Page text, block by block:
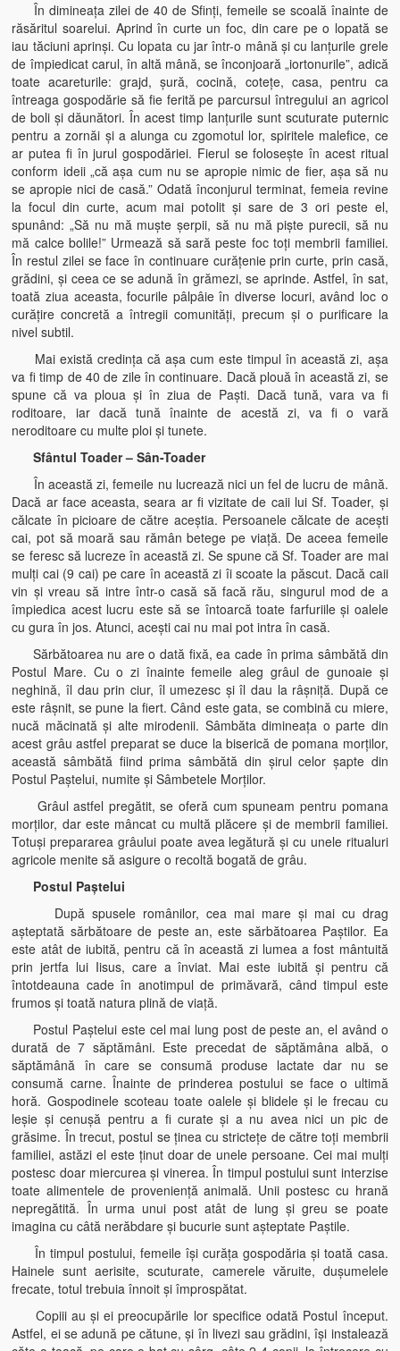
În dimineaţa zilei de 40 de Sfinţi, femeile se scoală înainte de
răsăritul soarelui. Aprind în curte un foc, din care pe o lopată se
iau tăciuni aprinşi. Cu lopata cu jar într-o mână şi cu lanţurile grele
de împiedicat carul, în altă mână, se înconjoară „iortonurile”, adică
toate acareturile: grajd, şură, cocină, coteţe, casa, pentru ca
întreaga gospodărie să fie ferită pe parcursul întregului an agricol
de boli şi dăunători. În acest timp lanţurile sunt scuturate puternic
pentru a zornăi şi a alunga cu zgomotul lor, spiritele malefice, ce
ar putea fi în jurul gospodăriei. Fierul se foloseşte în acest ritual
conform ideii „că aşa cum nu se apropie nimic de fier, aşa să nu
se apropie nici de casă.” Odată înconjurul terminat, femeia revine
la focul din curte, acum mai potolit şi sare de 3 ori peste el,
spunând: „Să nu mă muşte şerpii, să nu mă pişte purecii, să nu
mă calce bolile!” Urmează să sară peste foc toţi membrii familiei.
În restul zilei se face în continuare curăţenie prin curte, prin casă,
grădini, şi ceea ce se adună în grămezi, se aprinde. Astfel, în sat,
toată ziua aceasta, focurile pâlpâie în diverse locuri, având loc o
curăţire concretă a întregii comunităţi, precum şi o purificare la
nivel subtil.
Mai există credinţa că aşa cum este timpul în această zi, aşa
va fi timp de 40 de zile în continuare. Dacă plouă în această zi, se
spune că va ploua şi în ziua de Paşti. Dacă tună, vara va fi
roditoare, iar dacă tună înainte de acestă zi, va fi o vară
neroditoare cu multe ploi şi tunete.
Sfântul Toader – Sân-Toader
În această zi, femeile nu lucrează nici un fel de lucru de mână.
Dacă ar face aceasta, seara ar fi vizitate de caii lui Sf. Toader, şi
călcate în picioare de către aceştia. Persoanele călcate de aceşti
cai, pot să moară sau rămân betege pe viaţă. De aceea femeile
se feresc să lucreze în această zi. Se spune că Sf. Toader are mai
mulţi cai (9 cai) pe care în această zi îi scoate la păscut. Dacă caii
vin şi vreau să intre într-o casă să facă rău, singurul mod de a
împiedica acest lucru este să se întoarcă toate farfuriile şi oalele
cu gura în jos. Atunci, aceşti cai nu mai pot intra în casă.
Sărbătoarea nu are o dată fixă, ea cade în prima sâmbătă din
Postul Mare. Cu o zi înainte femeile aleg grâul de gunoaie şi
neghină, îl dau prin ciur, îl umezesc şi îl dau la râşniţă. După ce
este râşnit, se pune la fiert. Când este gata, se combină cu miere,
nucă măcinată şi alte mirodenii. Sâmbăta dimineaţa o parte din
acest grâu astfel preparat se duce la biserică de pomana morţilor,
această sâmbătă fiind prima sâmbătă din şirul celor şapte din
Postul Paştelui, numite şi Sâmbetele Morţilor.
Grâul astfel pregătit, se oferă cum spuneam pentru pomana
morţilor, dar este mâncat cu multă plăcere şi de membrii familiei.
Totuşi prepararea grâului poate avea legătură şi cu unele ritualuri
agricole menite să asigure o recoltă bogată de grâu.
Postul Paştelui
După spusele românilor, cea mai mare şi mai cu drag
aşteptată sărbătoare de peste an, este sărbătoarea Paştilor. Ea
este atât de iubită, pentru că în această zi lumea a fost mântuită
prin jertfa lui Iisus, care a înviat. Mai este iubită şi pentru că
întotdeauna cade în anotimpul de primăvară, când timpul este
frumos şi toată natura plină de viaţă.
Postul Paştelui este cel mai lung post de peste an, el având o
durată de 7 săptămâni. Este precedat de săptămâna albă, o
săptămână în care se consumă produse lactate dar nu se
consumă carne. Înainte de prinderea postului se face o ultimă
horă. Gospodinele scoteau toate oalele şi blidele şi le frecau cu
leşie şi cenuşă pentru a fi curate şi a nu avea nici un pic de
grăsime. În trecut, postul se ţinea cu stricteţe de către toţi membrii
familiei, astăzi el este ţinut doar de unele persoane. Cei mai mulţi
postesc doar miercurea şi vinerea. În timpul postului sunt interzise
toate alimentele de provenienţă animală. Unii postesc cu hrană
nepregătită. În urma unui post atât de lung şi greu se poate
imagina cu câtă nerăbdare şi bucurie sunt aşteptate Paştile.
În timpul postului, femeile îşi curăţa gospodăria şi toată casa.
Hainele sunt aerisite, scuturate, camerele văruite, duşumelele
frecate, totul trebuia înnoit şi împrospătat.
Copiii au şi ei preocupările lor specifice odată Postul început.
Astfel, ei se adună pe cătune, şi în livezi sau grădini, îşi instalează